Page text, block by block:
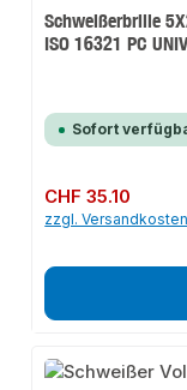
Schweißerbrille
ISO 16321 PC
Sofort
Regulärer Preis:
CHF 35.10
zzgl.